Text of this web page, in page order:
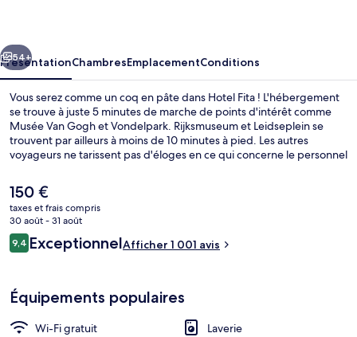
Suivant
54+
PrésentationChambresEmplacementConditions
Vous serez comme un coq en pâte dans Hotel Fita ! L'hébergement
se trouve à juste 5 minutes de marche de points d'intérêt comme
Musée Van Gogh et Vondelpark. Rijksmuseum et Leidseplein se
trouvent par ailleurs à moins de 10 minutes à pied. Les autres
voyageurs ne tarissent pas d'éloges en ce qui concerne le personnel
une courte distance à pied : Arrêt de tram Van Baerlestraat est à 2
min et Arrêt de tram Rijksmuseum, à 5 min.
Le
prix
actuel
est
de
150 €
taxes et frais compris
30 août - 31 août
Avis
voyageurs
9,49,4 sur 10
ExceptionnelAfficher 1 001 avis
Équipements populaires
Wi-Fi gratuit
Laverie